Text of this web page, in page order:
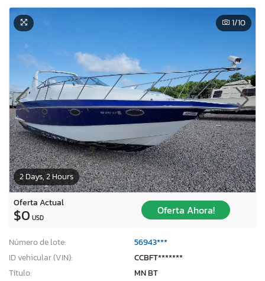
2 Days, 2 Hours
1/10
Oferta Actual
$0 USD
Oferta Ahora!
Número de lote:
56943***
ID vehicular (VIN):
CCBFT*******
Título:
MN BT